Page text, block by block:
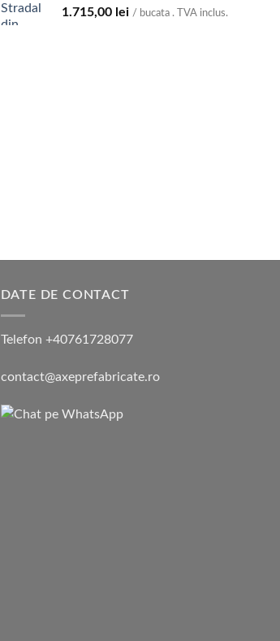
1.715,00 lei / bucata . TVA inclus.
DATE DE CONTACT
Telefon +40761728077
contact@axeprefabricate.ro